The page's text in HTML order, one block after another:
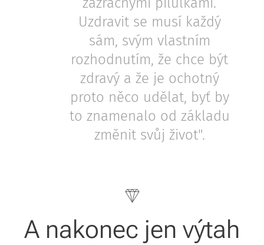
Uzdravit se musí každý
sám, svým vlastním
rozhodnutím, že chce být
zdravý a že je ochotný
proto něco udělat, byť by
to znamenalo od základu
změnit svůj život".
A nakonec jen výtah